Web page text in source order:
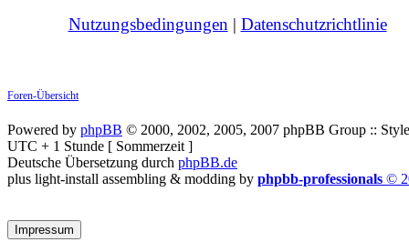
Nutzungsbedingungen | Datenschutzrichtlinie
Foren-Übersicht
Powered by phpBB © 2000, 2002, 2005, 2007 phpBB Group ::
UTC + 1 Stunde [ Sommerzeit ]
Deutsche Übersetzung durch phpBB.de
plus light-install assembling & modding by phpbb-professionals ©